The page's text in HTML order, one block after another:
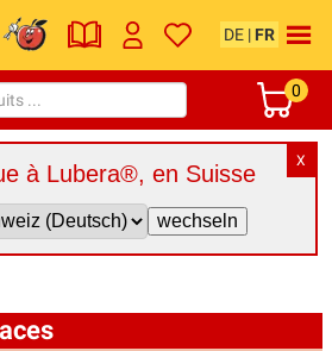
DE | FR
0
X
à Lubera®, en Suisse